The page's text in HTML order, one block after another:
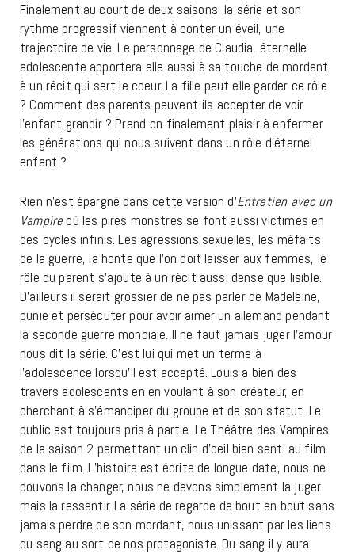
Finalement au court de deux saisons, la série et son
rythme progressif viennent à conter un éveil, une
trajectoire de vie. Le personnage de Claudia, éternelle
adolescente apportera elle aussi à sa touche de mordant
à un récit qui sert le coeur. La fille peut elle garder ce rôle
? Comment des parents peuvent-ils accepter de voir
l’enfant grandir ? Prend-on finalement plaisir à enfermer
les générations qui nous suivent dans un rôle d’éternel
enfant ?
Rien n’est épargné dans cette version d’Entretien avec un
Vampireoù les pires monstres se font aussi victimes en
des cycles infinis. Les agressions sexuelles, les méfaits
de la guerre, la honte que l’on doit laisser aux femmes, le
rôle du parent s’ajoute à un récit aussi dense que lisible.
D’ailleurs il serait grossier de ne pas parler de Madeleine,
punie et persécuter pour avoir aimer un allemand pendant
la seconde guerre mondiale. Il ne faut jamais juger l’amour
nous dit la série. C’est lui qui met un terme à
l’adolescence lorsqu’il est accepté. Louis a bien des
travers adolescents en en voulant à son créateur, en
cherchant à s’émanciper du groupe et de son statut. Le
public est toujours pris à partie. Le Théâtre des Vampires
de la saison 2 permettant un clin d’oeil bien senti au film
dans le film. L’histoire est écrite de longue date, nous ne
pouvons la changer, nous ne devons simplement la juger
mais la ressentir. La série de regarde de bout en bout sans
jamais perdre de son mordant, nous unissant par les liens
du sang au sort de nos protagoniste. Du sang il y aura.